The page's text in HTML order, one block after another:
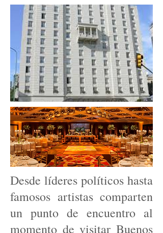
Desde líderes políticos hasta
famosos artistas comparten
un punto de encuentro al
momento de visitar Buenos